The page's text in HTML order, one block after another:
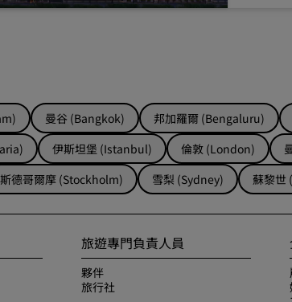
曼谷 (Bangkok) 邦加羅爾 (Bengaluru)
伊斯坦堡 (Istanbul) 倫敦 (London)
斯德哥爾摩 (Stockholm) 雪梨 (Sydney) 蘇黎世
旅遊專門負責人員
夥伴
旅行社